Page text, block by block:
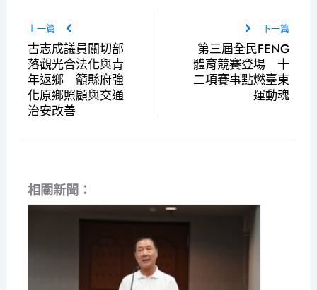
上一篇
古志成議員關切部
落觀光合法化與青
年返鄉 籲縣府強
化原鄉照顧與交通
治安改善
下一篇
第三屆全民FENG
體育競賽登場 十
二項賽事點燃臺東
運動魂
相關新聞：